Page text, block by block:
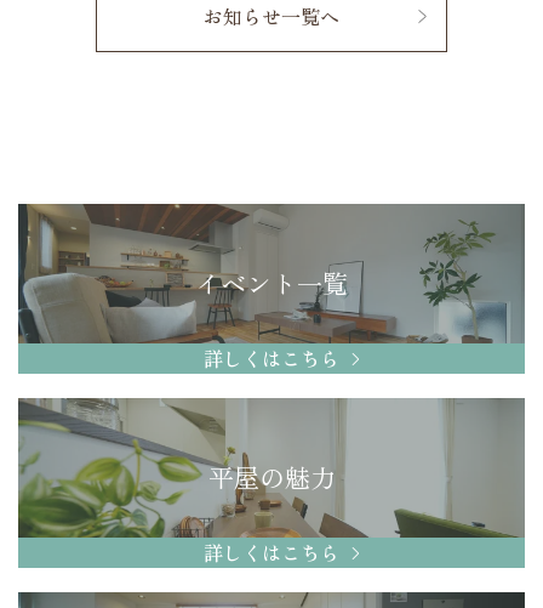
お知らせ一覧へ
イベント一覧
詳しくはこちら
平屋の魅力
詳しくはこちら